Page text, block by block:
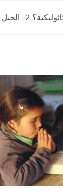
بلا دنس